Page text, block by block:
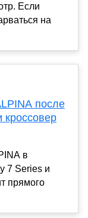
Если
на
после
кроссовер
в
7 Series и
прямого